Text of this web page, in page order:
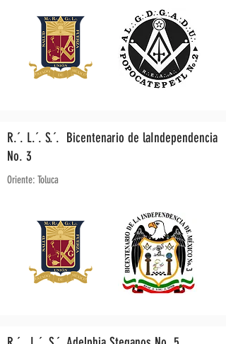
R.´. L.´. S.´. Bicentenario de laIndependencia
No. 3
Oriente: Toluca